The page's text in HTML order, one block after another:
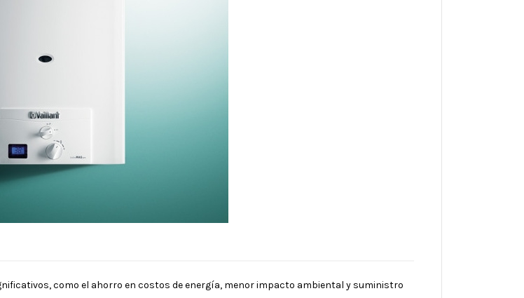
como el ahorro en costos de energía, menor impacto ambiental y suministro